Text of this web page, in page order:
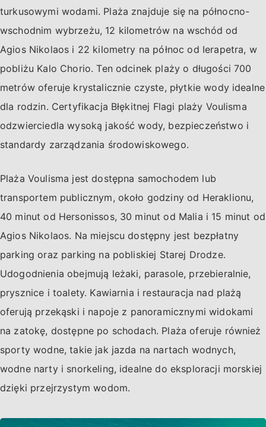
turkusowymi wodami. Plaża znajduje się na północno-
wschodnim wybrzeżu, 12 kilometrów na wschód od
Agios Nikolaos i 22 kilometry na północ od Ierapetra, w
pobliżu Kalo Chorio. Ten odcinek plaży o długości 700
metrów oferuje krystalicznie czyste, płytkie wody idealne
dla rodzin. Certyfikacja Błękitnej Flagi plaży Voulisma
odzwierciedla wysoką jakość wody, bezpieczeństwo i
standardy zarządzania środowiskowego.
Plaża Voulisma jest dostępna samochodem lub
transportem publicznym, około godziny od Heraklionu,
40 minut od Hersonissos, 30 minut od Malia i 15 minut od
Agios Nikolaos. Na miejscu dostępny jest bezpłatny
parking oraz parking na pobliskiej Starej Drodze.
Udogodnienia obejmują leżaki, parasole, przebieralnie,
prysznice i toalety. Kawiarnia i restauracja nad plażą
oferują przekąski i napoje z panoramicznymi widokami
na zatokę, dostępne po schodach. Plaża oferuje również
sporty wodne, takie jak jazda na nartach wodnych,
wodne narty i snorkeling, idealne do eksploracji morskiej
dzięki przejrzystym wodom.